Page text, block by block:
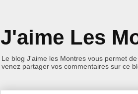
J'aime Les
Le blog J'aime les Montres vous permet
venez partager vos commentaires sur ce